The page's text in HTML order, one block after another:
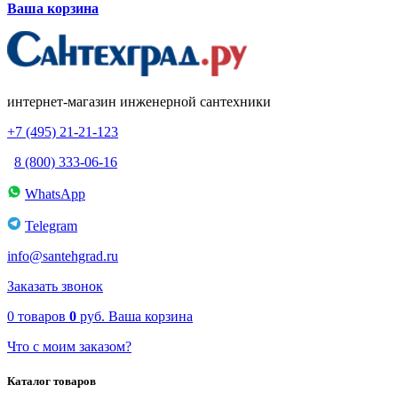
Ваша корзина
интернет-магазин инженерной сантехники
+7 (495) 21-21-123
8 (800) 333-06-16
WhatsApp
Telegram
info@santehgrad.ru
Заказать звонок
0 товаров 0 руб. Ваша корзина
Что с моим заказом?
Каталог товаров